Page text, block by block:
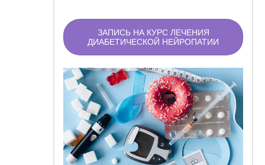
ЗАПИСЬ НА КУРС ЛЕЧЕНИЯ
ДИАБЕТИЧЕСКОЙ НЕЙРОПАТИИ